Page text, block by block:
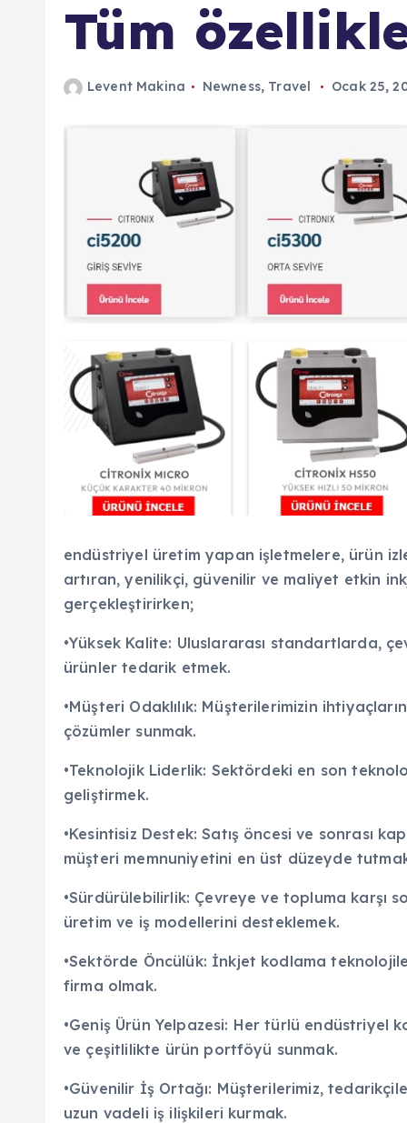
Tüm
Levent Makina Newness, Travel Ocak 25,
endüstriyel üretim yapan işletmelere, ürün
artıran, yenilikçi, güvenilir ve maliyet etkin
gerçekleştirirken;
•Yüksek Kalite: Uluslararası standartlarda,
ürünler tedarik etmek.
•Müşteri Odaklılık: Müşterilerimizin
çözümler sunmak.
•Teknolojik Liderlik: Sektördeki en son
geliştirmek.
•Kesintisiz Destek: Satış öncesi ve sonrası
müşteri memnuniyetini en üst düzeyde
•Sürdürülebilirlik: Çevreye ve topluma karşı
üretim ve iş modellerini desteklemek.
•Sektörde Öncülük: İnkjet kodlama
firma olmak.
•Geniş Ürün Yelpazesi: Her türlü endüstriyel
ve çeşitlilikte ürün portföyü sunmak.
•Güvenilir İş Ortağı: Müşterilerimiz,
uzun vadeli iş ilişkileri kurmak.